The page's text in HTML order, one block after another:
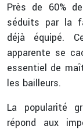
Près de 60%
séduits par la
déjà équipé.
apparente se
essentiel de
les bailleurs.
La popularité
répond aux